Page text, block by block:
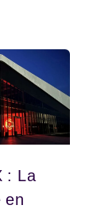
: La
en